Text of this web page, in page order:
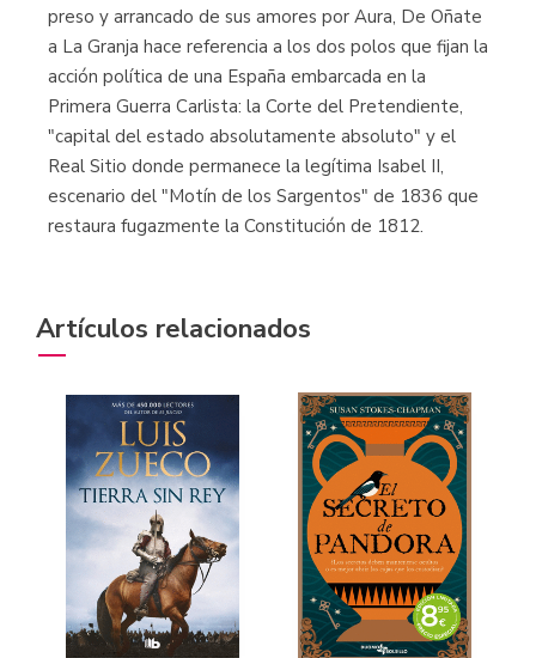
preso y arrancado de sus amores por Aura, De Oñate
a La Granja hace referencia a los dos polos que fijan la
acción política de una España embarcada en la
Primera Guerra Carlista: la Corte del Pretendiente,
"capital del estado absolutamente absoluto" y el
Real Sitio donde permanece la legítima Isabel II,
escenario del "Motín de los Sargentos" de 1836 que
restaura fugazmente la Constitución de 1812.
Artículos relacionados